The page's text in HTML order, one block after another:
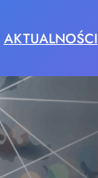
AKTUALNOŚCI